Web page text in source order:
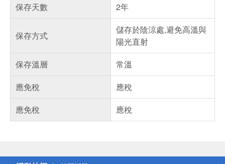
保存天數
2年
保存方式
儲存於陰涼處,避免高溫與
陽光直射
保存溫層
常溫
應免稅
應稅
應免稅
應稅
得獎公告